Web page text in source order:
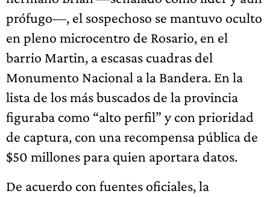
prófugo—, el sospechoso se mantuvo oculto
en pleno microcentro de Rosario, en el
barrio Martin, a escasas cuadras del
Monumento Nacional a la Bandera. En la
lista de los más buscados de la provincia
figuraba como “alto perfil” y con prioridad
de captura, con una recompensa pública de
$50 millones para quien aportara datos.
De acuerdo con fuentes oficiales, la